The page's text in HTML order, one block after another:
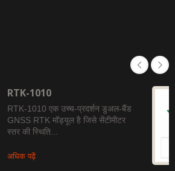
RTK-1010
RTK-1010 एक उच्च-प्रदर्शन डुअल-बैंड
GNSS RTK मॉड्यूल है जिसे सेंटीमीटर
स्तर की स्थिति...
अधिक पढ़ें